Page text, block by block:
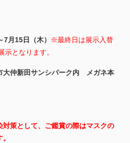
7月15日（木）
※最終日は展示入替
となります。
大仲新田サンシパーク内 メガネ本
策として、ご鑑賞の際はマスクの